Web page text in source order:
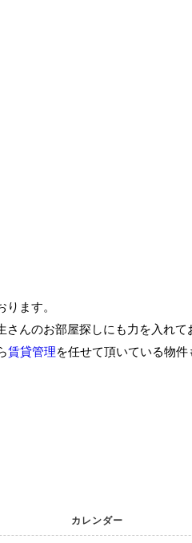
ります。
さんのお部屋探しにも力を入れて
賃貸管理を任せて頂いている物件
カレンダー